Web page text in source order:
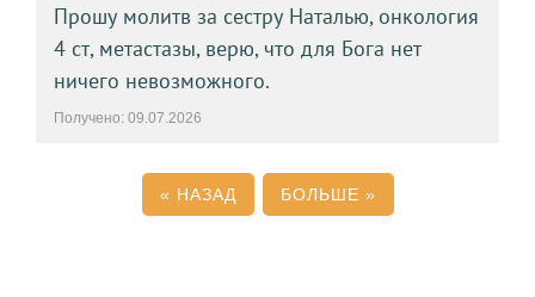
Прошу молитв за сестру Наталью, онкология
4 ст, метастазы, верю, что для Бога нет
ничего невозможного.
Получено: 09.07.2026
« НАЗАД БОЛЬШЕ »